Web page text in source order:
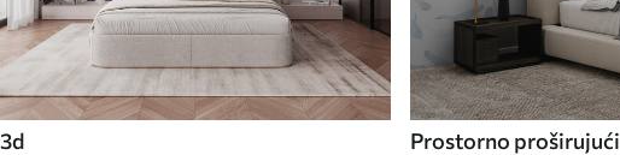
3d Prostorno proširujući